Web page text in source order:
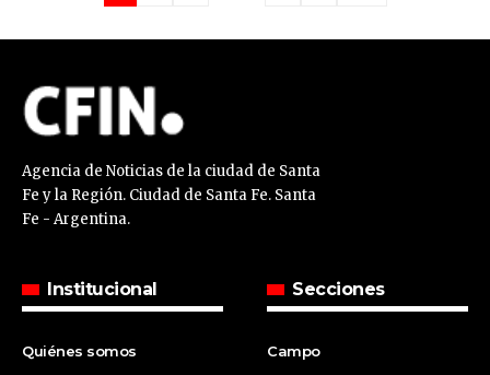
Agencia de Noticias de la ciudad de Santa
Fe y la Región. Ciudad de Santa Fe. Santa
Fe - Argentina.
Institucional
Quiénes somos
Secciones
Campo